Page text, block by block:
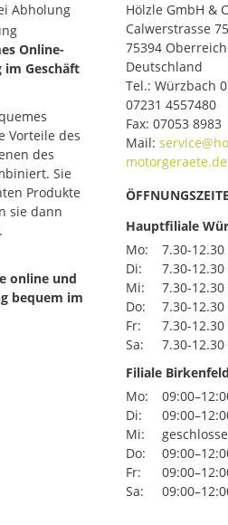
Abholung
Online-
Geschäft
Vorteile des
des
Sie
Produkte
sie dann
online und
bequem im
Hölzle GmbH &
Calwerstrasse 75
75394
Deutschland
Tel.: Würzbach
07231 4557480
Fax: 07053 8983
Mail:
Hauptfiliale
Mo:
7.30-
Di:
7.30-
Mi:
7.30-
Do:
7.30-
Fr:
7.30-
Sa:
7.30-12.30
Filiale
Mo:
Di:
Mi:
Do:
Fr:
Sa: